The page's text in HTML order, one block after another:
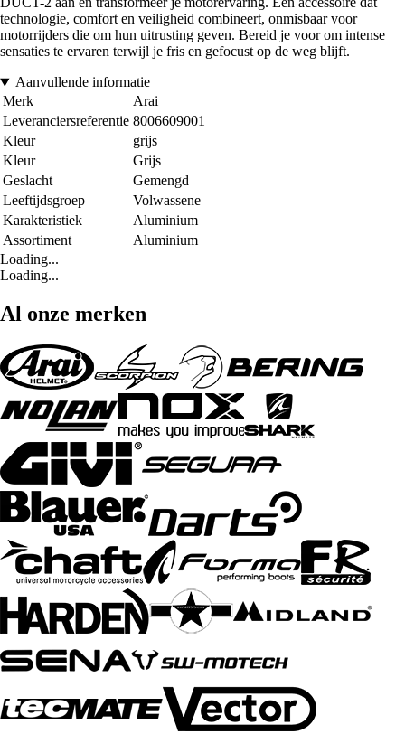
technologie, comfort en veiligheid combineert, onmisbaar voor
motorrijders die om hun uitrusting geven. Bereid je voor om intense
sensaties te ervaren terwijl je fris en gefocust op de weg blijft.
Aanvullende informatie
Merk
Arai
Leveranciersreferentie 8006609001
Kleur
grijs
Kleur
Grijs
Geslacht
Gemengd
Leeftijdsgroep
Volwassene
Karakteristiek
Aluminium
Assortiment
Aluminium
Loading...
Loading...
Al onze merken